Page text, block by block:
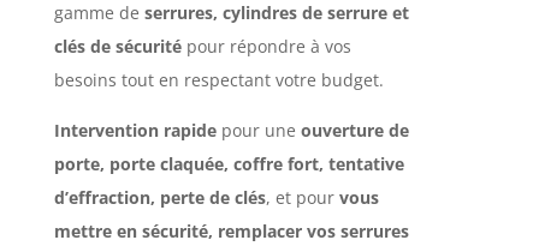
gamme de serrures, cylindres de serrure et
clés de sécuritépour répondre à vos
besoins tout en respectant votre budget.
Intervention rapide pour une ouverture de
porte, porte claquée, coffre fort, tentative
d’effraction, perte de clés, et pourvous
mettre en sécurité, remplacer vos serrures